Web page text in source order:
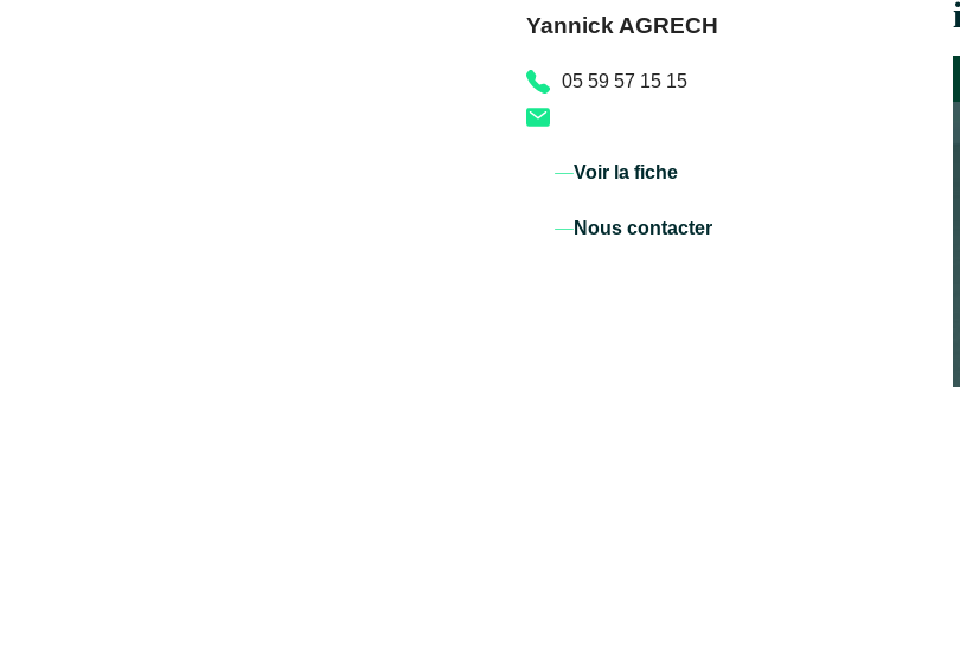
Yannick AGRECH
05 59 57 15 15
Voir la fiche
Nous contacter